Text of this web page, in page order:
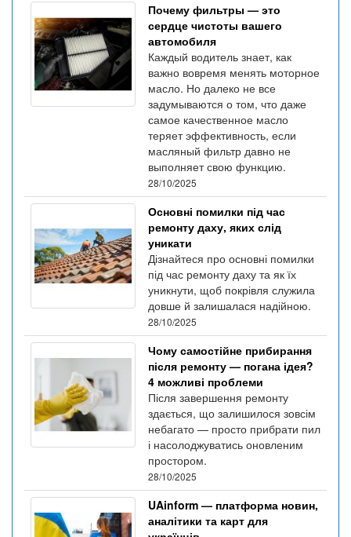
Почему фильтры — это
сердце чистоты вашего
автомобиля
Каждый водитель знает, как
важно вовремя менять моторное
масло. Но далеко не все
задумываются о том, что даже
самое качественное масло
теряет эффективность, если
масляный фильтр давно не
выполняет свою функцию.
28/10/2025
Основні помилки під час
ремонту даху, яких слід
уникати
Дізнайтеся про основні помилки
під час ремонту даху та як їх
уникнути, щоб покрівля служила
довше й залишалася надійною.
28/10/2025
Чому самостійне прибирання
після ремонту — погана ідея?
4 можливі проблеми
Після завершення ремонту
здається, що залишилося зовсім
небагато — просто прибрати пил
і насолоджуватись оновленим
простором.
28/10/2025
UAinform — платформа новин,
аналітики та карт для